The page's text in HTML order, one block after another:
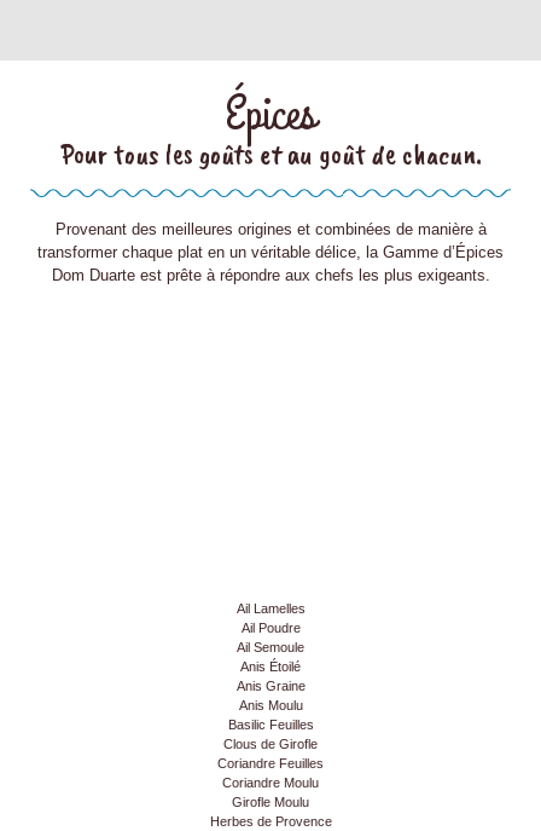
Épices
Pour tous les goûts et au goût de chacun.
Provenant des meilleures origines et combinées de manière à
transformer chaque plat en un véritable délice, la Gamme d’Épices
Dom Duarte est prête à répondre aux chefs les plus exigeants.
Ail Lamelles
Ail Poudre
Ail Semoule
Anis Étoilé
Anis Graine
Anis Moulu
Basilic Feuilles
Clous de Girofle
Coriandre Feuilles
Coriandre Moulu
Girofle Moulu
Herbes de Provence